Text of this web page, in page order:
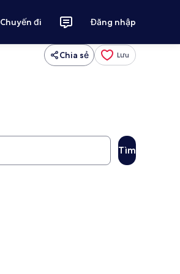
Chuyến đi Đăng nhập
Chia sẻ Lưu
Tìm